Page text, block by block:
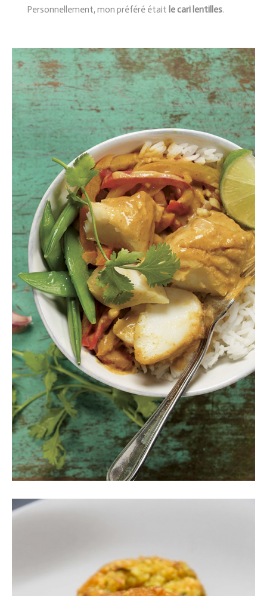
Personnellement, mon préféré était le cari lentilles.